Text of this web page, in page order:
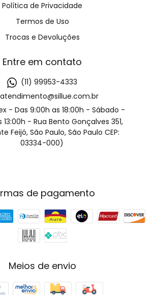
Política de Privacidade
Termos de Uso
Trocas e Devoluções
Entre em contato
(11) 99953-4333
atendimento@sillue.com.br
- Das 9:00h as 18:00h - Sábado -
13:00h - Rua Bento Gonçalves 351,
Feijó, São Paulo, São Paulo CEP:
03334-000)
de pagamento
Meios de envio